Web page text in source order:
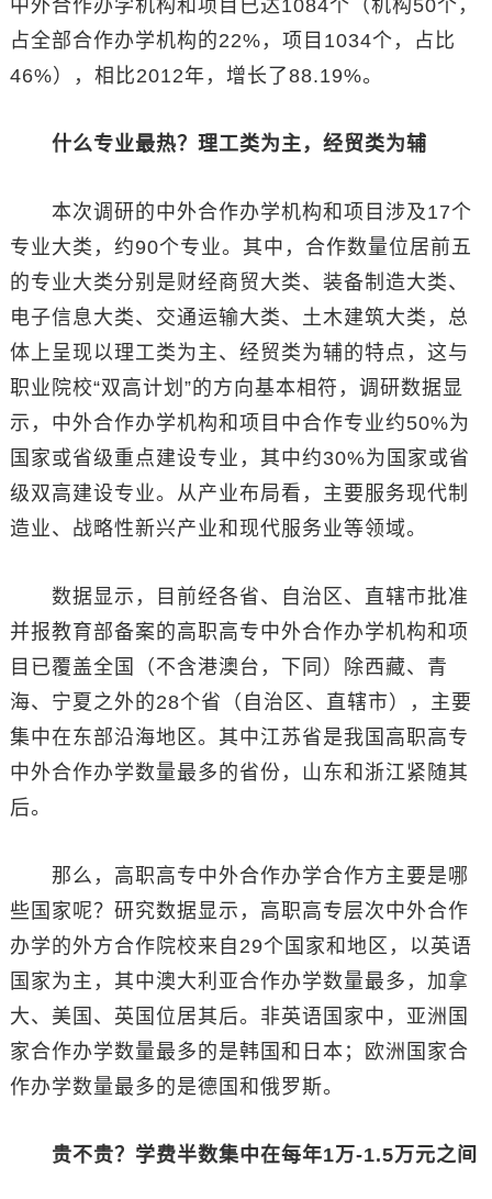
中外合作办学机构和项目已达1084个（机构50个，
占全部合作办学机构的22%，项目1034个，占比
46%），相比2012年，增长了88.19%。
什么专业最热？理工类为主，经贸类为辅
本次调研的中外合作办学机构和项目涉及17个
专业大类，约90个专业。其中，合作数量位居前五
的专业大类分别是财经商贸大类、装备制造大类、
电子信息大类、交通运输大类、土木建筑大类，总
体上呈现以理工类为主、经贸类为辅的特点，这与
职业院校“双高计划”的方向基本相符，调研数据显
示，中外合作办学机构和项目中合作专业约50%为
国家或省级重点建设专业，其中约30%为国家或省
级双高建设专业。从产业布局看，主要服务现代制
造业、战略性新兴产业和现代服务业等领域。
数据显示，目前经各省、自治区、直辖市批准
并报教育部备案的高职高专中外合作办学机构和项
目已覆盖全国（不含港澳台，下同）除西藏、青
海、宁夏之外的28个省（自治区、直辖市），主要
集中在东部沿海地区。其中江苏省是我国高职高专
中外合作办学数量最多的省份，山东和浙江紧随其
后。
那么，高职高专中外合作办学合作方主要是哪
些国家呢？研究数据显示，高职高专层次中外合作
办学的外方合作院校来自29个国家和地区，以英语
国家为主，其中澳大利亚合作办学数量最多，加拿
大、美国、英国位居其后。非英语国家中，亚洲国
家合作办学数量最多的是韩国和日本；欧洲国家合
作办学数量最多的是德国和俄罗斯。
贵不贵？学费半数集中在每年1万-1.5万元之间